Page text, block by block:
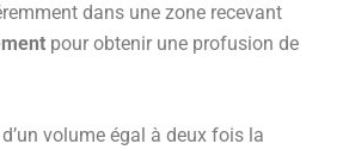
dans une zone recevant
pour obtenir une profusion de
volume égal à deux fois la